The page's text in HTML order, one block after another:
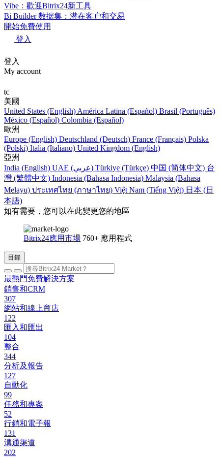
Vibe：歡迎Bitrix24新工具
Bi Builder 数据集：潜在客户和交易
開始免費使用
登入
登入
My account
tc
美國
United States (English) América Latina (Español) Brasil (Português)
México (Español) Colombia (Español)
歐洲
Europe (English) Deutschland (Deutsch) France (Français) Polska
(Polski) Italia (Italiano) United Kingdom (English)
亞洲
India (English)
UAE (عربي) Türkiye (Türkçe) 中国 (简体中文) 台
灣 (繁體中文) Indonesia (Bahasa Indonesia) Malaysia (Bahasa
Melayu) ประเทศไทย (ภาษาไทย) Việt Nam (Tiếng Việt) 日本 (日
本語)
如有需要，您可以在此變更您的地區
Bitrix24應用市場 760+ 應用程式
目錄
最熱門免費解決方案
銷售和CRM
307
網站和線上商店
122
匯入和匯出
104
整合
344
分析及報告
127
自動化
99
任務和專案
52
行銷和電子報
131
溝通渠道
202